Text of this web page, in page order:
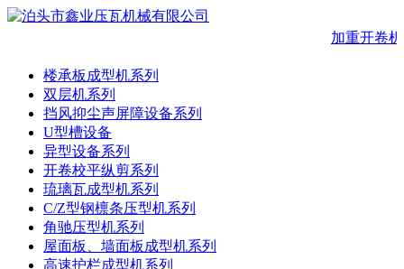
加重开卷机
楼承板成型机系列
双层机系列
挡风抑尘声屏障设备系列
U型槽设备
异型设备系列
开卷校平纵剪系列
琉璃瓦成型机系列
C/Z型钢檩条压型机系列
角驰压型机系列
屋面板、墙面板成型机系列
高速护栏成型机系列